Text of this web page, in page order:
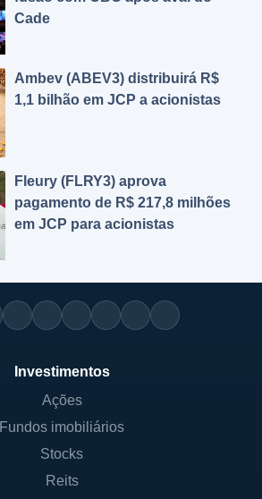
Cade
Ambev (ABEV3) distribuirá R$
1,1 bilhão em JCP a acionistas
Fleury (FLRY3) aprova
pagamento de R$ 217,8 milhões
em JCP para acionistas
Investimentos
Ações
Fundos imobiliários
Stocks
Reits